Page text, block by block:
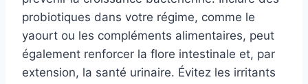
probiotiques dans votre régime, comme le
yaourt ou les compléments alimentaires, peut
également renforcer la flore intestinale et, par
extension, la santé urinaire. Évitez les irritants